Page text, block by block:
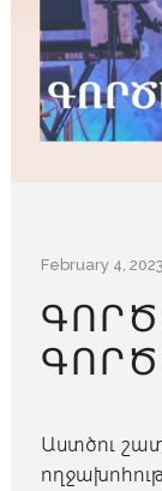
February 4, 2023
Աստծու